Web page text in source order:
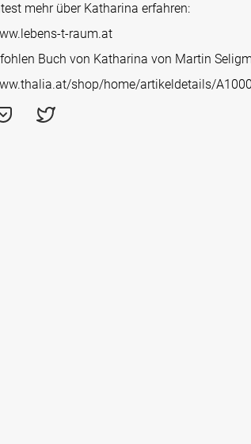
mehr über Katharina erfahren:
t-raum.at
Buch von Katharina von Martin
shop/home/artikeldetails/